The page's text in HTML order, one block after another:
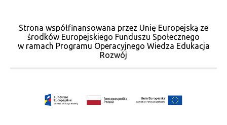
Strona współfinansowana przez Unię Europejską ze
środków Europejskiego Funduszu Społecznego
w ramach Programu Operacyjnego Wiedza Edukacja
Rozwój